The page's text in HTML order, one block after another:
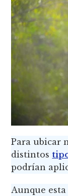
Para ubicar
distintos
podrían
Aunque